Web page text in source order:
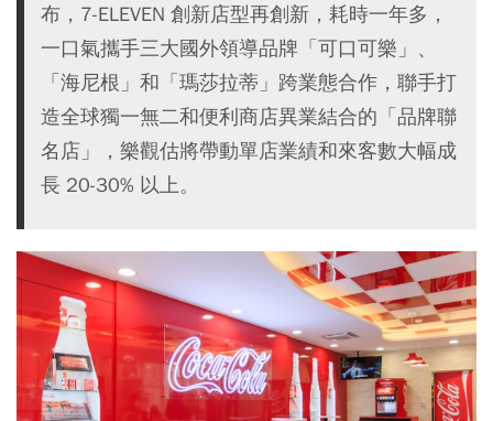
布，7-ELEVEN 創新店型再創新，耗時一年多，
一口氣攜手三大國外領導品牌「可口可樂」、
「海尼根」和「瑪莎拉蒂」跨業態合作，聯手打
造全球獨一無二和便利商店異業結合的「品牌聯
名店」，樂觀估將帶動單店業績和來客數大幅成
長 20-30% 以上。